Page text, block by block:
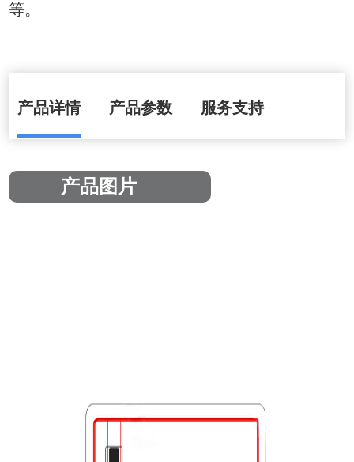
等。
产品详情 产品参数 服务支持
产品图片